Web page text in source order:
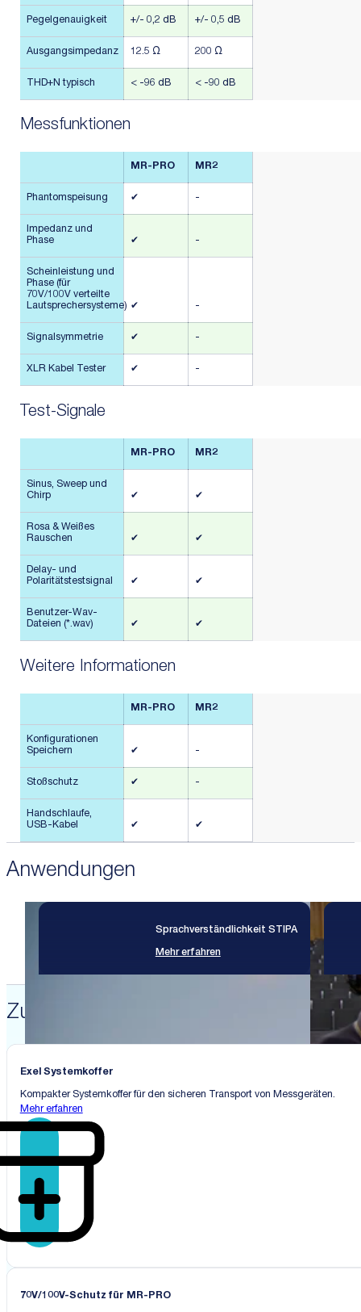
Pegelgenauigkeit +/- 0,2 dB +/- 0,5 dB
Ausgangsimpedanz 12.5 Ω 200 Ω
THD+N typisch < -96 dB < -90 dB
Messfunktionen
MR-PRO MR2
Phantomspeisung ✔ -
Impedanz und
Phase
✔ -
Scheinleistung und
Phase (für
70V/100V verteilte
Lautsprechersysteme) ✔ -
Signalsymmetrie ✔ -
XLR Kabel Tester ✔ -
Test-Signale
MR-PRO MR2
Sinus, Sweep und
Chirp
✔ ✔
Rosa & Weißes
Rauschen
✔ ✔
Delay- und
Polaritätstestsignal
✔ ✔
Benutzer-Wav-
Dateien (*.wav)
✔ ✔
Weitere Informationen
MR-PRO MR2
Konfigurationen
Speichern
✔ -
Stoßschutz ✔ -
Handschlaufe,
USB-Kabel
✔ ✔
Anwendungen
Sprachverständlichkeit STIPA
Mehr erfahren
Zubehör
Exel Systemkoffer
Kompakter Systemkoffer für den sicheren Transport von Messgeräten.
Mehr erfahren
70V/100V-Schutz für MR-PRO